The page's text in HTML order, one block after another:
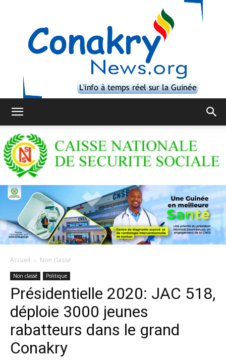
Accueil Non classé
Non classé Politique
Présidentielle 2020: JAC 518,
déploie 3000 jeunes
rabatteurs dans le grand
Conakry